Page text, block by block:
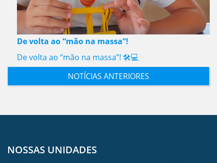
De volta ao “mão na massa”!
De volta ao “mão na massa”! 🛠️💻
NOTÍCIAS ANTERIORES
NOSSAS UNIDADES